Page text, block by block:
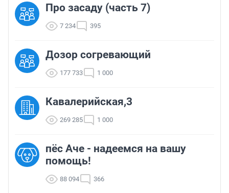
Про засаду (часть 7)
7 234 395
Дозор согревающий
177 733 1 000
Кавалерийская,3
269 285 1 000
пёс Аче - надеемся на вашу
помощь!
88 094 366